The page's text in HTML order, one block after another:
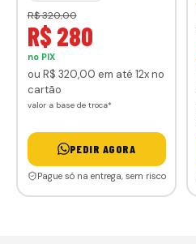
R$ 320,00
R$ 280
no PIX
ou R$ 320,00 em até 12x no
cartão
valor a base de troca*
PEDIR AGORA
Pague só na entrega, sem risco